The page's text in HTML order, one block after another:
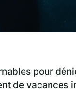
pour
de vacances